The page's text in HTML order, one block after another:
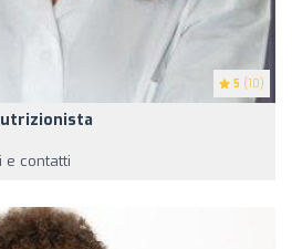
5 (10)
e contatti